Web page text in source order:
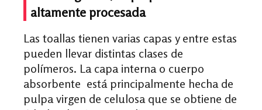
altamente procesada
Las toallas tienen varias capas y entre estas
pueden llevar distintas clases de
polímeros. La capa interna o cuerpo
absorbente está principalmente hecha de
pulpa virgen de celulosa que se obtiene de